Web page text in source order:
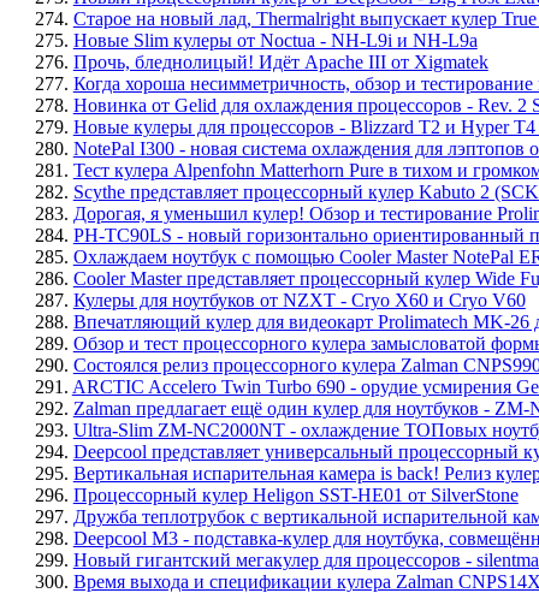
274. Старое на новый лад, Thermalright выпускает кулер
275. Новые Slim кулеры от Noctua - NH-L9i и NH-L9a
276. Прочь, бледнолицый! Идёт Apache III от Xigmatek
277. Когда хороша несимметричность, обзор и
278. Новинка от Gelid для охлаждения процессоров - Rev. 2
279. Новые кулеры для процессоров - Blizzard T2 и Hyper T4
280. NotePal I300 - новая система охлаждения для лэптопов
281. Тест кулера Alpenfohn Matterhorn Pure в тихом и
282. Scythe представляет процессорный кулер Kabuto 2
283. Дорогая, я уменьшил кулер! Обзор и тестирование
284. PH-TC90LS - новый горизонтально ориентированный
285. Охлаждаем ноутбук с помощью Cooler Master NotePal
286. Cooler Master представляет процессорный кулер Wide
287. Кулеры для ноутбуков от NZXT - Cryo X60 и Cryo V60
288. Впечатляющий кулер для видеокарт Prolimatech MK-26
289. Обзор и тест процессорного кулера замысловатой
290. Состоялся релиз процессорного кулера Zalman
291. ARCTIC Accelero Twin Turbo 690 - орудие усмирения
292. Zalman предлагает ещё один кулер для ноутбуков - ZM-
293. Ultra-Slim ZM-NC2000NT - охлаждение ТОПовых
294. Deepcool представляет универсальный процессорный
295. Вертикальная испарительная камера is back! Релиз
296. Процессорный кулер Heligon SST-HE01 от SilverStone
297. Дружба теплотрубок с вертикальной испарительной
298. Deepcool M3 - подставка-кулер для ноутбука,
299. Новый гигантский мегакулер для процессоров -
300. Время выхода и спецификации кулера Zalman